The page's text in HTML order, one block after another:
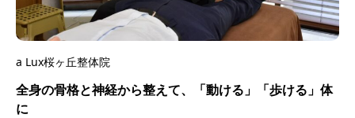
a Lux桜ヶ丘整体院
全身の骨格と神経から整えて、「動ける」「歩ける」体
に